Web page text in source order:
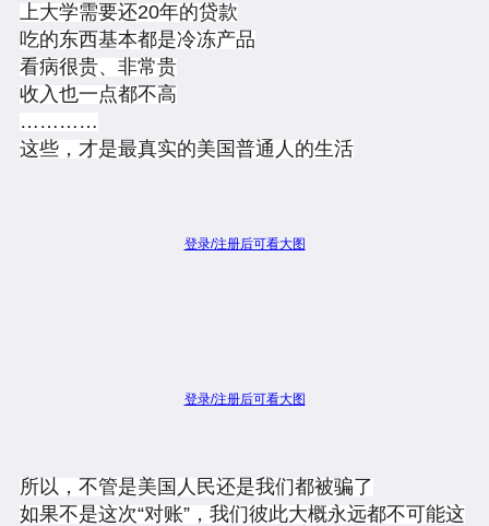
上大学需要还20年的贷款
吃的东西基本都是冷冻产品
看病很贵、非常贵
收入也一点都不高
…………
这些，才是最真实的美国普通人的生活
登录/注册后可看大图
登录/注册后可看大图
所以，不管是美国人民还是我们都被骗了
如果不是这次“对账”，我们彼此大概永远都不可能这